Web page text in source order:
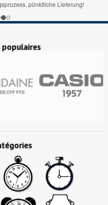
pünktliche Lieferung!
populaires